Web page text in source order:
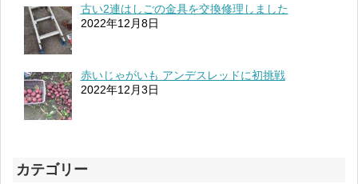
古い2連はしごの金具を交換修理しました
2022年12月8日
赤いじゃがいも アンデスレッドに初挑戦
2022年12月3日
カテゴリー